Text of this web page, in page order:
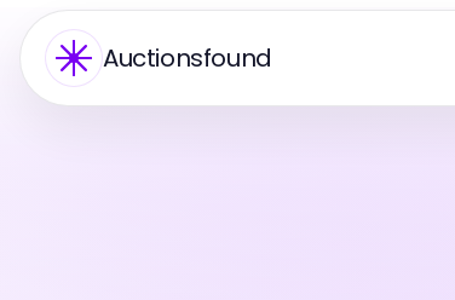
Auctionsfound